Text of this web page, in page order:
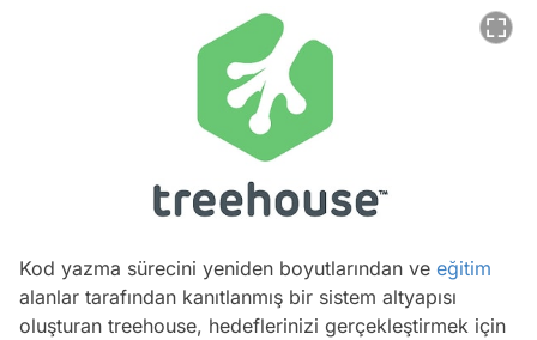
Kod yazma sürecini yeniden boyutlarından ve eğitim
alanlar tarafından kanıtlanmış bir sistem altyapısı
oluşturan treehouse, hedeflerinizi gerçekleştirmek için